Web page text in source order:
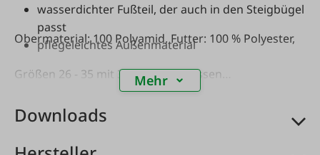
wasserdichter Fußteil, der auch in den Steigbügel
passt
pflegeleichtes Außenmaterial
Obermaterial: 100 Polyamid, Futter: 100 % Polyester,
Größen 26 - 35 mit 3 Klettverschlüssen
Größen 36 - 45 mit 4 Klettverschlüssen
Mehr
Downloads